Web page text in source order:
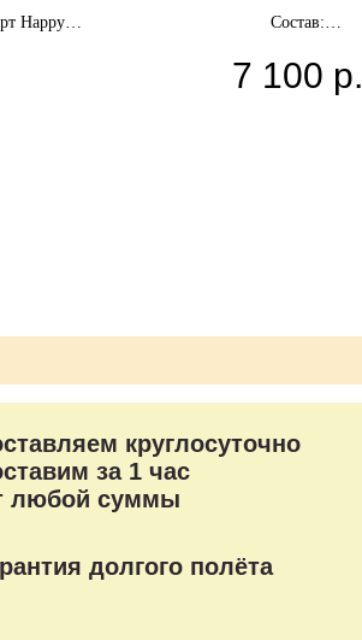
Happy
Состав:
4 сердца 46 см
7 шаров с конфетти
7 100 р.
круглосуточно
за 1 час
любой суммы
долгого полёта